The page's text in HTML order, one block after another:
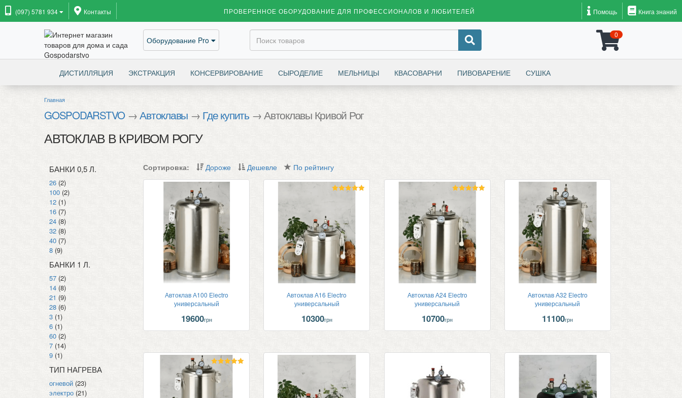
(097) 5781 934 Контакты ПРОВЕРЕННОЕ ОБОРУДОВАНИЕ ДЛЯ ПРОФЕССИОНАЛОВ И ЛЮБИТЕЛЕЙ Помощь Книга знаний
Оборудование Pro
0
ДИСТИЛЛЯЦИЯ ЭКСТРАКЦИЯ КОНСЕРВИРОВАНИЕ СЫРОДЕЛИЕ МЕЛЬНИЦЫ КВАСОВАРНИ ПИВОВАРЕНИЕ СУШКА
Главная
GOSPODARSTVO→Автоклавы → Где купить→ Автоклавы Кривой Рог
АВТОКЛАВ В КРИВОМ РОГУ
БАНКИ 0,5 Л.
26 (2)
100 (2)
12 (1)
16 (7)
24 (8)
32 (8)
40 (7)
8 (9)
БАНКИ 1 Л.
57 (2)
14 (8)
21 (9)
28 (6)
3 (1)
6 (1)
60 (2)
7 (14)
9 (1)
ТИП НАГРЕВА
огневой (23)
электро (21)
Сортировка: Дороже Дешевле По рейтингу
Автоклав А100 Electro
универсальный
19600грн
Автоклав А16 Electro
универсальный
10300грн
Автоклав А24 Electro
универсальный
10700грн
Автоклав А32 Electro
универсальный
11100грн
Оценка